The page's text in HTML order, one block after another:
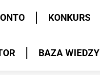
KONKURS
BAZA WIEDZY